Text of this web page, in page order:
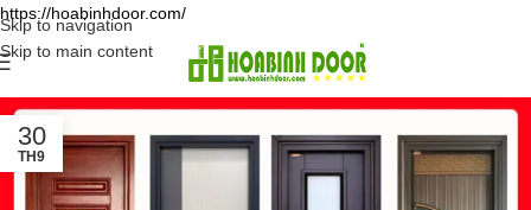
https://hoabinhdoor.com/
Skip to navigation
Skip to main content
30
TH9